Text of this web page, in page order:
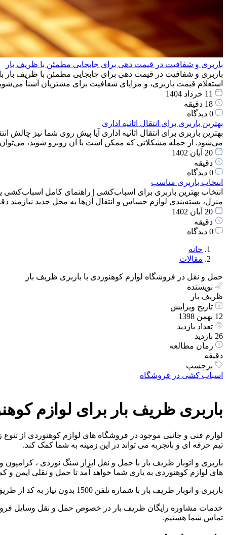
باربری و شفافیت در قیمت دهی برای جابجایی مطمئن با ظریف بار
باربری و شفافیت در قیمت دهی برای جابجایی مطمئن با ظریف بار
استعلام قیمت باربری، و مزایای شفافیت برای مشتریان آشنا
11 خرداد 1404
18 دقیقه
0 دیدگاه
بهترین باربری برای انتقال اثاثیه اداری
بهترین باربری برای انتقال اثاثیه اداری آیا پیش روی شما نیز چالش
می‌شود. از جمله مشکلاتی که ممکن است با آن روبرو شوید،
20 آبان 1402
دقیقه
0 دیدگاه
انتخاب باربری مناسب
انتخاب بهترین باربری برای اسباب‌کشی | راهنمای کامل
منزل، بسته‌بندی لوازم حساس و انتقال آن‌ها به محل جدید
20 آبان 1402
دقیقه
0 دیدگاه
خانه
مقالات
حمل و نقل در فروشگاه لوازم کوهنوردی با باربری ظریف بار
نویسنده
ظریف بار
تاریخ ویرایش
12 بهمن 1398
تعداد بازدید
26 بازدید
زمان مطالعه
دقیقه
برچسب
اسباب کشی در فروشگاه
باربری ظریف بار برای لوازم
لوازم فنی و جانبی موجود در فروشگاه های لوازم کوهنوردی از
تیم حرفه ای و باتجربه می تواند در این زمینه به شما کمک کند.
باربری و اتوبار ظریف بار با حمل و نقل ابزار سنگ نوردی ،
های لوازم کوهنوردی به یاری شما خواهد آمد تا حمل و نقلی ایمن و
باربری و اتوبار ظریف بار با شماره تلفن 1500 بدون نیاز به کد از طریق تلفن ثابت و تلفن همراه به صورت شبانه روزی آماده خدمت رسانی به شما عزیزان است.
خدمات مشاوره رایگان ظریف بار در خصوص حمل و نقل وسایل
تماس شما هستیم.